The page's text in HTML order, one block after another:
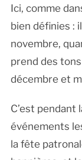
Ici, comme
bien définies :
novembre,
prend des
décembre et
C’est pendant
événements
la fête